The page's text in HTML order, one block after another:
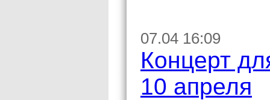
07.04 16:09
Концерт
10 апреля